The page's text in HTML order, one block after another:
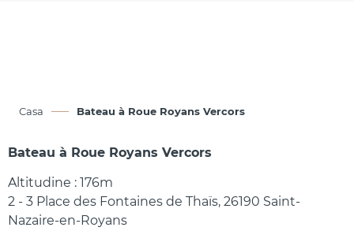
Casa Bateau à Roue Royans Vercors
Bateau à Roue Royans Vercors
Altitudine : 176m
2 - 3 Place des Fontaines de Thaïs, 26190 Saint-
Nazaire-en-Royans